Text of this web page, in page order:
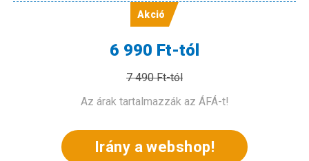
6 990 Ft-tól
7 490 Ft-tól
Az árak tartalmazzák az ÁFÁ-t!
Irány a webshop!